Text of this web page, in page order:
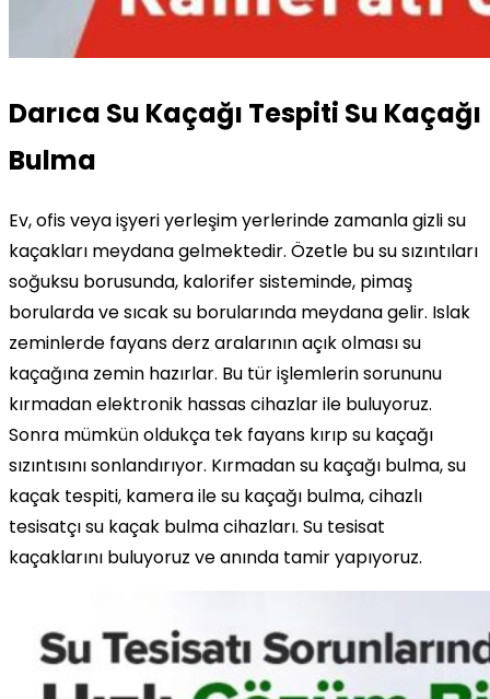
Darıca Su Kaçağı Tespiti Su Kaçağı
Bulma
Ev, ofis veya işyeri yerleşim yerlerinde zamanla gizli su
kaçakları meydana gelmektedir. Özetle bu su sızıntıları
soğuksu borusunda, kalorifer sisteminde, pimaş
borularda ve sıcak su borularında meydana gelir. Islak
zeminlerde fayans derz aralarının açık olması su
kaçağına zemin hazırlar. Bu tür işlemlerin sorununu
kırmadan elektronik hassas cihazlar ile buluyoruz.
Sonra mümkün oldukça tek fayans kırıp su kaçağı
sızıntısını sonlandırıyor. Kırmadan su kaçağı bulma, su
kaçak tespiti, kamera ile su kaçağı bulma, cihazlı
tesisatçı su kaçak bulma cihazları. Su tesisat
kaçaklarını buluyoruz ve anında tamir yapıyoruz.